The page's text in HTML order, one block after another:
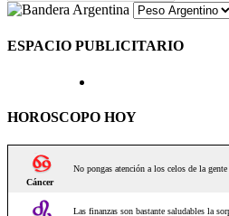
ESPACIO PUBLICITARIO
HOROSCOPO HOY